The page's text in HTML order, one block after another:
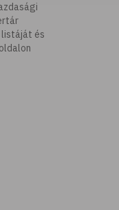
listáját és
oldalon